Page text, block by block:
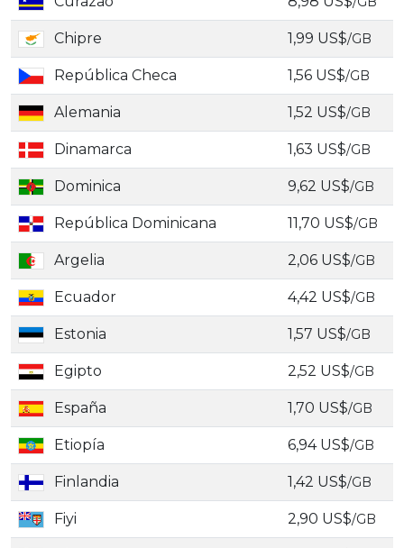
Chipre 1,99 US$/GB
República Checa 1,56 US$/GB
Alemania 1,52 US$/GB
Dinamarca 1,63 US$/GB
Dominica 9,62 US$/GB
República Dominicana 11,70 US$/GB
Argelia 2,06 US$/GB
Ecuador 4,42 US$/GB
Estonia 1,57 US$/GB
Egipto 2,52 US$/GB
España 1,70 US$/GB
Etiopía 6,94 US$/GB
Finlandia 1,42 US$/GB
Fiyi 2,90 US$/GB